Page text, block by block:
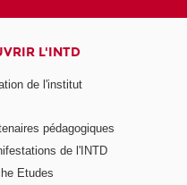
L'INTD
de l'institut
pédagogiques
de l'INTD
Etudes